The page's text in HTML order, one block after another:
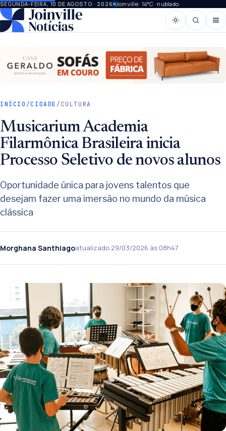
SEGUNDA-FEIRA, 10 DE AGOSTO · 2026 Joinville · 14°C · nublado
INÍCIO /CIDADE / CULTURA
Musicarium Academia
Filarmônica Brasileira inicia
Processo Seletivo de novos alunos
Oportunidade única para jovens talentos que
desejam fazer uma imersão no mundo da música
clássica
Morghana Santhiagoatualizado 29/03/2026 às 08h47